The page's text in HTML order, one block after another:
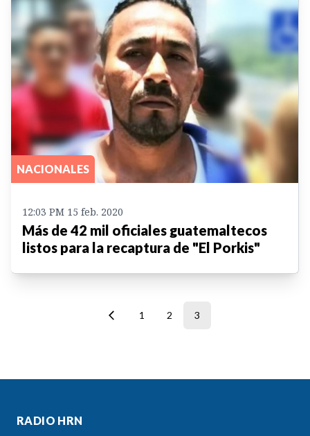
NACIONALES
12:03 PM 15 feb. 2020
Más de 42 mil oficiales guatemaltecos
listos para la recaptura de "El Porkis"
1 2 3
RADIO HRN